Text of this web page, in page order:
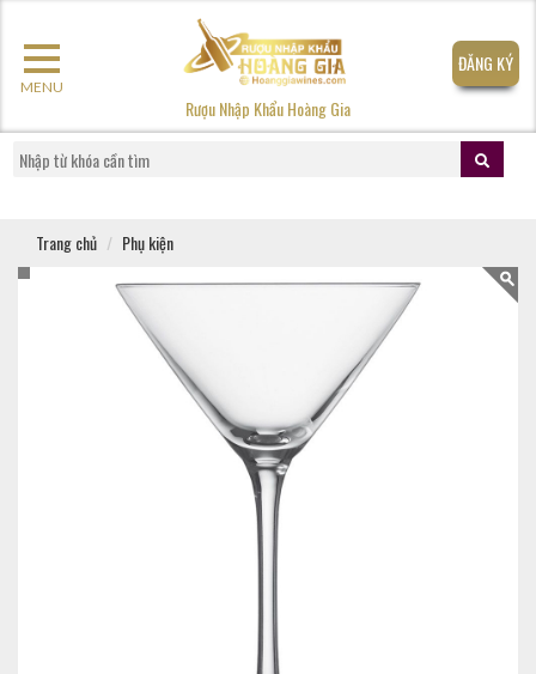
MENU
Rượu Nhập Khẩu Hoàng Gia
ĐĂNG KÝ
Trang chủ Phụ kiện